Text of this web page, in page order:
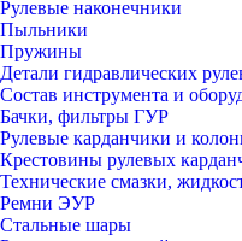
Рулевые наконечники
Пыльники
Пружины
Детали гидравлических
Состав инструмента и
Бачки, фильтры ГУР
Рулевые карданчики и
Крестовины рулевых
Технические смазки,
Ремни ЭУР
Стальные шары